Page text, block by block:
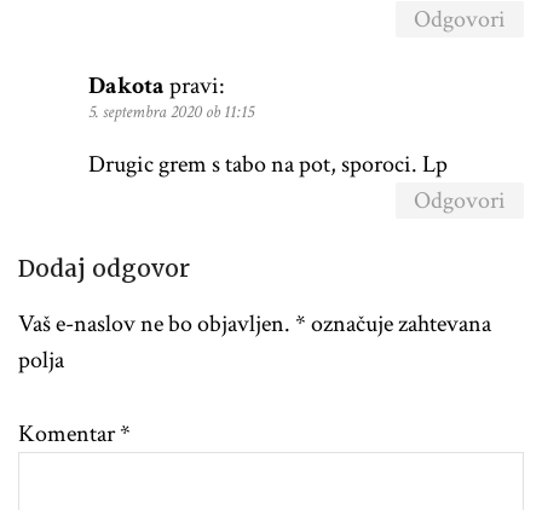
Odgovori
Dakotapravi:
5. septembra 2020 ob 11:15
Drugic grem s tabo na pot, sporoci. Lp
Odgovori
Dodaj odgovor
Vaš e-naslov ne bo objavljen. *označuje zahtevana
polja
Komentar*